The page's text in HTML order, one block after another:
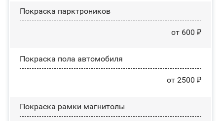
Покраска парктроников
от 600 ₽
Покраска пола автомобиля
от 2500 ₽
Покраска рамки магнитолы